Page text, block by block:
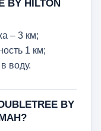
BY HILTON
– 3 км;
1 км;
воду.
BY